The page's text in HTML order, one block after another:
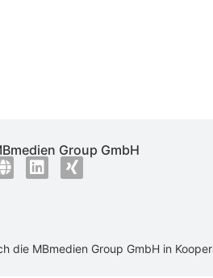
Group GmbH
die MBmedien Group GmbHin